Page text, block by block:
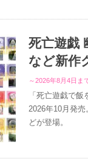
死亡遊戯
など新作
～2026年8月4日ま
「死亡遊戯で
2026年10月発
どが登場。